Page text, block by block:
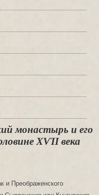
монастырь и его
ХѴІІ века
и Преображенского